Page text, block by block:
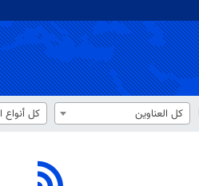
كل العناوين كل أنواع